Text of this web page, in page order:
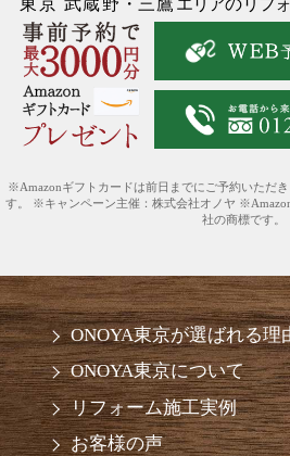
東京 武蔵野 ・ 三鷹 エリアのリフ
※Amazonギフトカードは前日までにご予約いただ
す。 ※キャンペーン主催：株式会社オノヤ
社の商標です。
ONOYA東京が選ばれる理
ONOYA東京について
リフォーム施工実例
お客様の声